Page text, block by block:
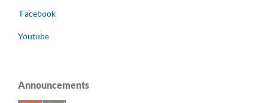
Facebook
Youtube
Announcements